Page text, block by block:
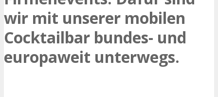
wir mit unserer mobilen
Cocktailbar bundes- und
europaweit unterwegs.